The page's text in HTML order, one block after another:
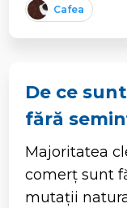
Cafea
De ce
fără
Majoritatea
comerț sunt
mutații